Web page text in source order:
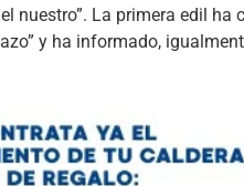
nuestro”. La primera edil
y ha informado,